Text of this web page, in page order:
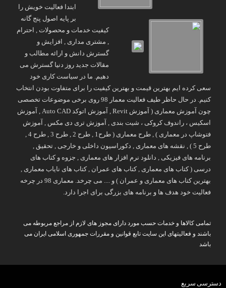
ابتدا فعالیت خویش را
بر پایه اصول پنج گانه
کیفیت خدمات و محصولات , احترام
, مشتری مداری , افزایش و
گسترش دانش و ارائه مطالب و
مقالات جدید روز دنیا گسترش می
دهیم. ما در سیاست کاری خود
سعی کرده ایم بهترین قیمت و بهترین کیفیت را برای متفاوت بودن انتخاب
کنیم. در حال حاظر طیف فعالیت معمار 98 روی برخی موضوعات تخصصی
چون آموزش معماری ( آموزش Revit , آموزش اتوکد Auto CAD , آموزش
اسکیس ، راندوف کروکی ، شیت بندی , آموزش تری دی مکس , آموزش
فتوشاپ در معماری ) , طرح معماری ( طرح1 , طرح 2 , طرح 3 , طرح 4 ,
طرح 5 ) , نقشه های معماری , دکوراسیون داخلی و خارجی , تحقیق ,
برنامه های فیزیکی , دانلود نرم افزار های معماری , جزوه و کتاب های
درسی ( کتاب های معماری , کتاب های عمران , کتاب های نایاب معماری ,
بهترین کتاب های معماری و عمران ) و .... می چرخد. معماری 98 در چرخه
فعالیت خود هدف ها و برنامه های بزرگی برای اجرا دارد.
تمامی کالاها و خدمات حسب مورد دارای مجوز های لازم از مراجع مربوطه می
باشند و فعالیتهای این سایت تابع قوانین و مقررات جمهوری اسلامی ایران می
باشد
دسترسی سریع